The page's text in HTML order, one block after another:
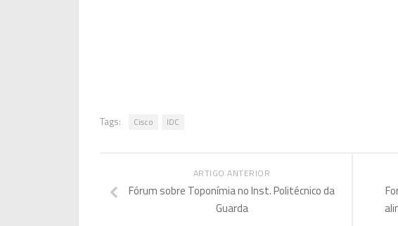
Tags: Cisco IDC
ARTIGO ANTERIOR
Fórum sobre Toponímia no Inst. Politécnico da
Guarda